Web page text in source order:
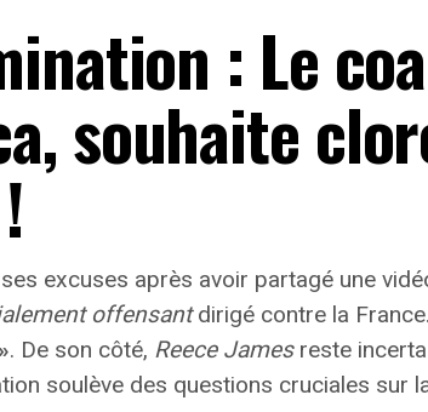
: Le
souhaite
excuses après avoir partagé une
offensantdirigé contre la
. De son côté, Reece Jamesreste
soulève des questions cruciales sur